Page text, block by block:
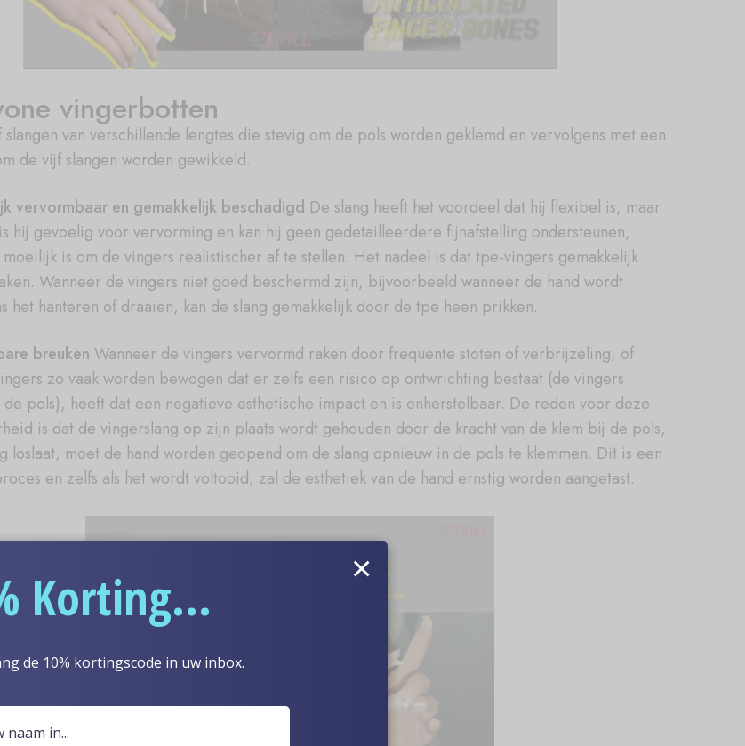
vingerbotten
slangen van verschillende lengtes die stevig om de pols worden geklemd en vervolgens met een
de vijf slangen worden gewikkeld.
vervormbaar en gemakkelijk beschadigd De slang heeft het voordeel dat hij flexibel is, maar
hij gevoelig voor vervorming en kan hij geen gedetailleerdere fijnafstelling ondersteunen,
is om de vingers realistischer af te stellen. Het nadeel is dat tpe-vingers gemakkelijk
Wanneer de vingers niet goed beschermd zijn, bijvoorbeeld wanneer de hand wordt
het hanteren of draaien, kan de slang gemakkelijk door de tpe heen prikken.
breuken Wanneer de vingers vervormd raken door frequente stoten of verbrijzeling, of
zo vaak worden bewogen dat er zelfs een risico op ontwrichting bestaat (de vingers
de pols), heeft dat een negatieve esthetische impact en is onherstelbaar. De reden voor deze
is dat de vingerslang op zijn plaats wordt gehouden door de kracht van de klem bij de pols,
loslaat, moet de hand worden geopend om de slang opnieuw in de pols te klemmen. Dit is een
en zelfs als het wordt voltooid, zal de esthetiek van de hand ernstig worden aangetast.
Korting...
de 10% kortingscode in uw inbox.
×